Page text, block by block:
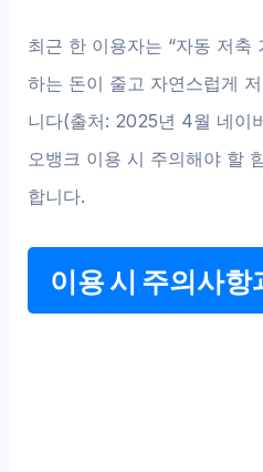
최근 한 이용자는 “자동 저축
하는 돈이 줄고 자연스럽게
니다(출처: 2025년 4월 네이
오뱅크 이용 시 주의해야 할
합니다.
이용 시 주의사항